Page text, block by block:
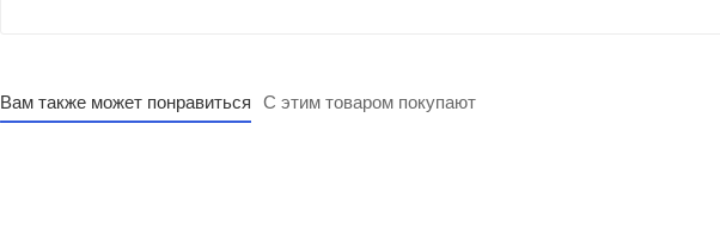
Вам также может понравиться С этим товаром покупают